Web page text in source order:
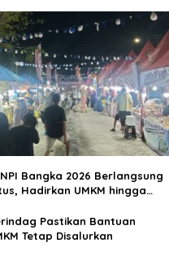
Bangka 2026 Berlangsung
Hadirkan UMKM hingga
Pastikan Bantuan
Tetap Disalurkan